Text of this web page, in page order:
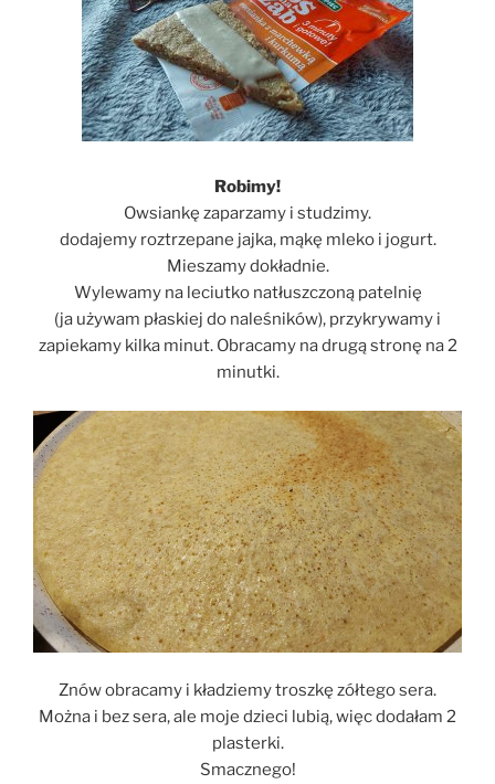
Robimy!
Owsiankę zaparzamy i studzimy.
dodajemy roztrzepane jajka, mąkę mleko i jogurt.
Mieszamy dokładnie.
Wylewamy na leciutko natłuszczoną patelnię
(ja używam płaskiej do naleśników), przykrywamy i
zapiekamy kilka minut. Obracamy na drugą stronę na 2
minutki.
Znów obracamy i kładziemy troszkę zółtego sera.
Można i bez sera, ale moje dzieci lubią, więc dodałam 2
plasterki.
Smacznego!